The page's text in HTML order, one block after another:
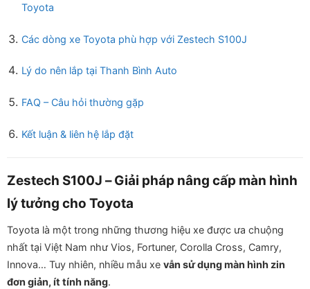
Toyota
Các dòng xe Toyota phù hợp với Zestech S100J
Lý do nên lắp tại Thanh Bình Auto
FAQ – Câu hỏi thường gặp
Kết luận & liên hệ lắp đặt
Zestech S100J – Giải pháp nâng cấp màn hình
lý tưởng cho Toyota
Toyota là một trong những thương hiệu xe được ưa chuộng
nhất tại Việt Nam như Vios, Fortuner, Corolla Cross, Camry,
Innova… Tuy nhiên, nhiều mẫu xe vẫn sử dụng màn hình zin
đơn giản, ít tính năng.